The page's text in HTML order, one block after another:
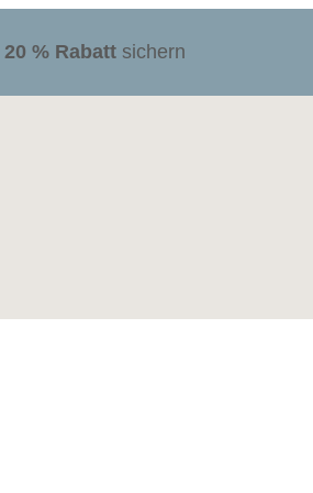
20 % Rabatt sichern